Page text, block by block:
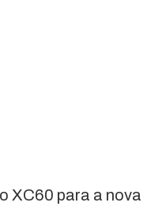
XC60 para a nova